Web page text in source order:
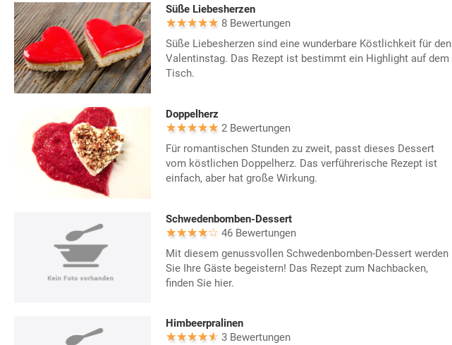
Süße Liebesherzen
8 Bewertungen
Süße Liebesherzen sind eine wunderbare Köstlichkeit für den
Valentinstag. Das Rezept ist bestimmt ein Highlight auf dem
Tisch.
Doppelherz
2 Bewertungen
Für romantischen Stunden zu zweit, passt dieses Dessert
vom köstlichen Doppelherz. Das verführerische Rezept ist
einfach, aber hat große Wirkung.
Schwedenbomben-Dessert
46 Bewertungen
Mit diesem genussvollen Schwedenbomben-Dessert werden
Sie Ihre Gäste begeistern! Das Rezept zum Nachbacken,
finden Sie hier.
Himbeerpralinen
3 Bewertungen